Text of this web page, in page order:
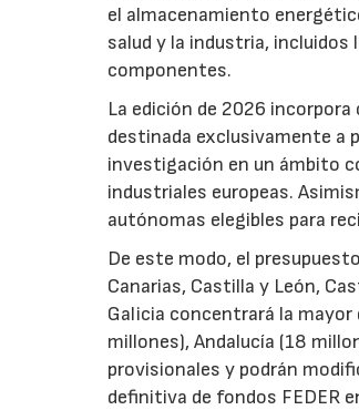
el almacenamiento
salud y la industria, incluidos
componentes.
La edición de 2026
destinada exclusivamente a
investigación en un ámbito
industriales europeas.
autónomas elegibles para
De este modo, el
Canarias, Castilla y León,
Galicia concentrará la
millones), Andalucía (18
provisionales y podrán
definitiva de fondos FEDER